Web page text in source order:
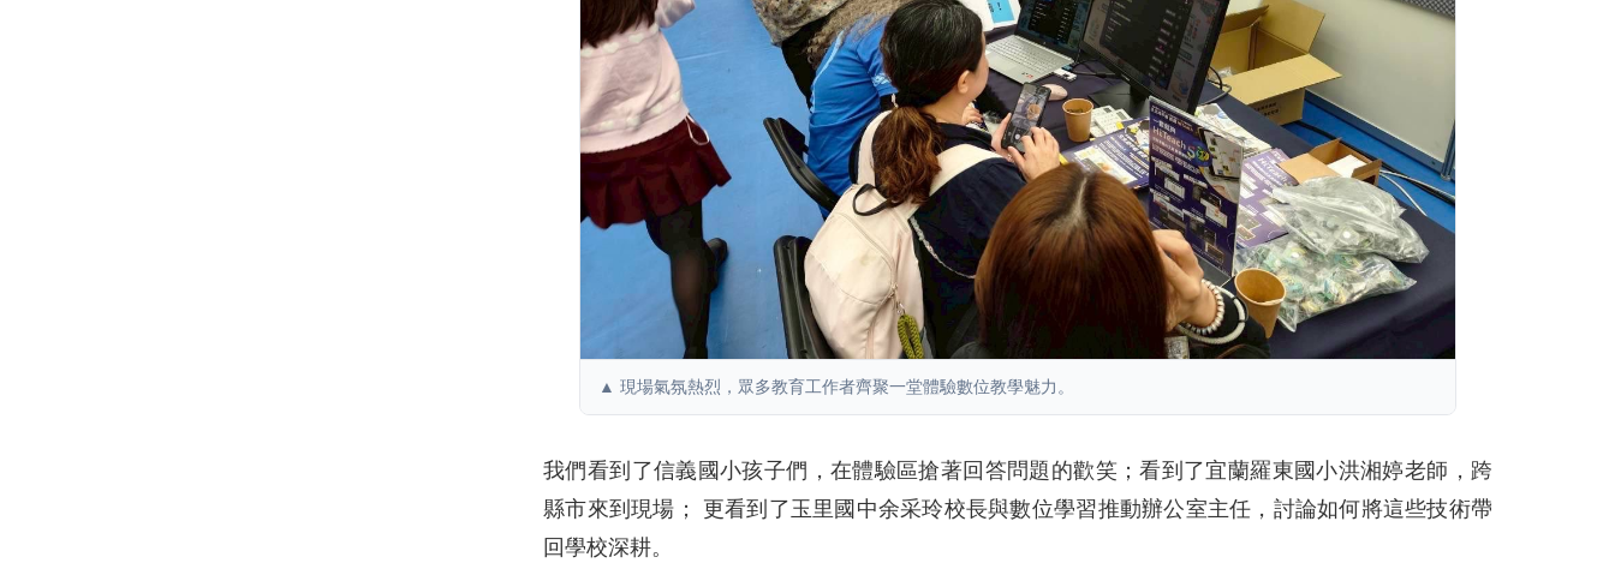
▲ 現場氣氛熱烈，眾多教育工作者齊聚一堂體驗數位教學魅力。
我們看到了信義國小孩子們，在體驗區搶著回答問題的歡笑；看到了宜蘭羅東國小洪湘婷老師，跨
縣市來到現場； 更看到了玉里國中余采玲校長與數位學習推動辦公室主任，討論如何將這些技術帶
回學校深耕。